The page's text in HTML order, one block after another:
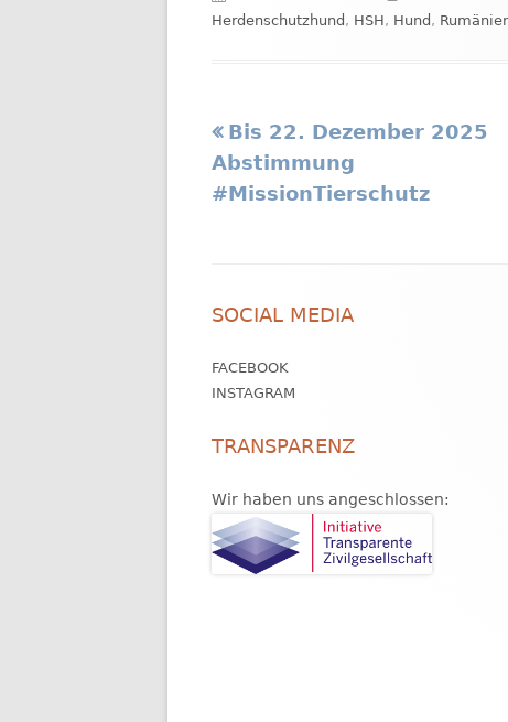
am
Herdenschutzhund , HSH, Hund ,
Beitragsnavigation
Vorheriger
Beitrag:
Bis 22. Dezember 2025
Abstimmung
#MissionTierschutz
Inhalt
SOCIAL MEDIA
FACEBOOK
INSTAGRAM
TRANSPARENZ
Wir haben uns angeschlossen: